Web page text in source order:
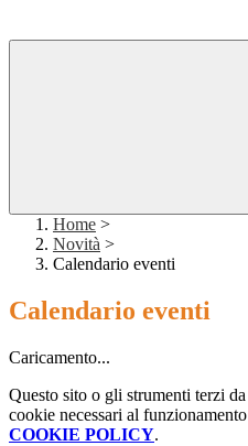
Home >
Novità >
Calendario eventi
Calendario eventi
Caricamento...
Questo sito o gli strumenti terzi
cookie necessari al
COOKIE POLICY.